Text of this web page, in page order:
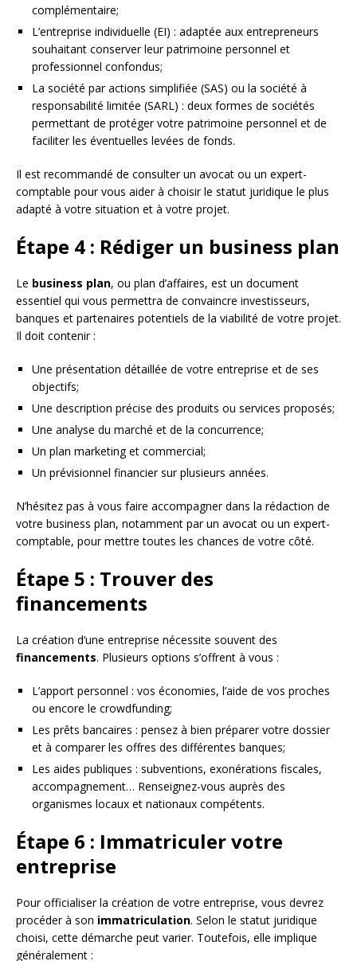
complémentaire;
L’entreprise individuelle (EI) : adaptée aux entrepreneurs
souhaitant conserver leur patrimoine personnel et
professionnel confondus;
La société par actions simplifiée (SAS) ou la société à
responsabilité limitée (SARL) : deux formes de sociétés
permettant de protéger votre patrimoine personnel et de
faciliter les éventuelles levées de fonds.
Il est recommandé de consulter un avocat ou un expert-
comptable pour vous aider à choisir le statut juridique le plus
adapté à votre situation et à votre projet.
Étape 4 : Rédiger un business plan
Le business plan, ou plan d’affaires, est un document
essentiel qui vous permettra de convaincre investisseurs,
banques et partenaires potentiels de la viabilité de votre projet.
Il doit contenir :
Une présentation détaillée de votre entreprise et de ses
objectifs;
Une description précise des produits ou services proposés;
Une analyse du marché et de la concurrence;
Un plan marketing et commercial;
Un prévisionnel financier sur plusieurs années.
N’hésitez pas à vous faire accompagner dans la rédaction de
votre business plan, notamment par un avocat ou un expert-
comptable, pour mettre toutes les chances de votre côté.
Étape 5 : Trouver des
financements
La création d’une entreprise nécessite souvent des
financements. Plusieurs options s’offrent à vous :
L’apport personnel : vos économies, l’aide de vos proches
ou encore le crowdfunding;
Les prêts bancaires : pensez à bien préparer votre dossier
et à comparer les offres des différentes banques;
Les aides publiques : subventions, exonérations fiscales,
accompagnement… Renseignez-vous auprès des
organismes locaux et nationaux compétents.
Étape 6 : Immatriculer votre
entreprise
Pour officialiser la création de votre entreprise, vous devrez
procéder à son immatriculation. Selon le statut juridique
choisi, cette démarche peut varier. Toutefois, elle implique
généralement :